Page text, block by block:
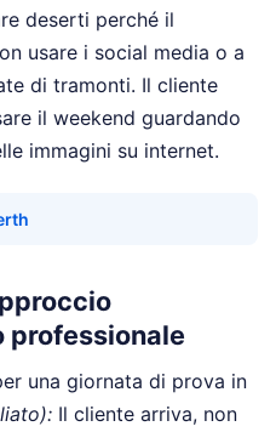
deserti perché il
usare i social media o a
di tramonti. Il cliente
il weekend guardando
immagini su internet.
professionale
una giornata di prova in
Il cliente arriva, non